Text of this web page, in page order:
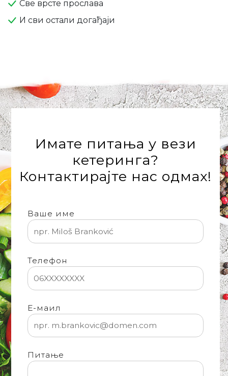
Све врсте прослава
И сви остали догађаји
'
Имате питања у вези
кетеринга?
Контактирајте нас одмах!
Ваше име
Телефон
Е-маил
Питање